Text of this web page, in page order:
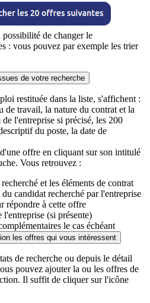
de changer le
: vous pouvez par exemple les trier
de votre recherche
restituée dans la liste, s'affichent :
de travail, la nature du contrat et la
l'entreprise si précisé, les 200
du poste, la date de
offre en cliquant sur son intitulé
Vous retrouvez :
et les éléments de contrat
candidat recherché par l'entreprise
répondre à cette offre
l'entreprise (si présente)
le cas échéant
les offres qui vous intéressent
de recherche ou depuis le détail
pouvez ajouter la ou les offres de
Il suffit de cliquer sur l'icône